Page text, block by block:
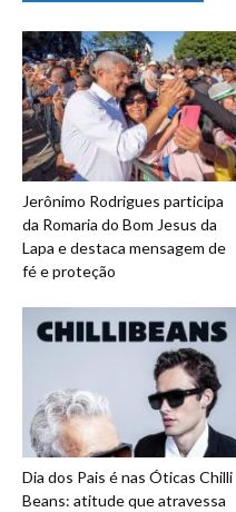
Jerônimo Rodrigues participa
da Romaria do Bom Jesus da
Lapa e destaca mensagem de
fé e proteção
Dia dos Pais é nas Óticas Chilli
Beans: atitude que atravessa